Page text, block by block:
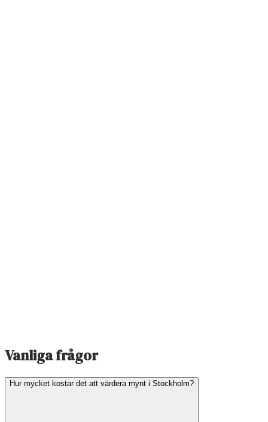
Vanliga frågor
Hur mycket kostar det att värdera mynt i Stockholm?